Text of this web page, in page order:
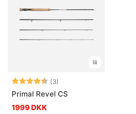
Vurdering: (3)
Primal Revel CS
1999 DKK